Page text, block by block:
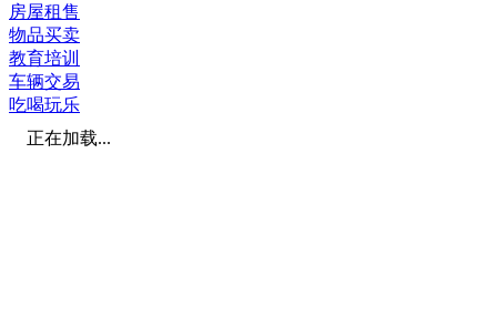
房屋租售
物品买卖
教育培训
车辆交易
吃喝玩乐
正在加载...